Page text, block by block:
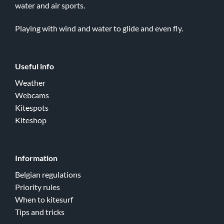
water and air sports.
Playing with wind and water to glide and even fly.
Useful info
Weather
Webcams
Kitespots
Kiteshop
Information
Belgian regulations
Priority rules
When to kitesurf
Tips and tricks